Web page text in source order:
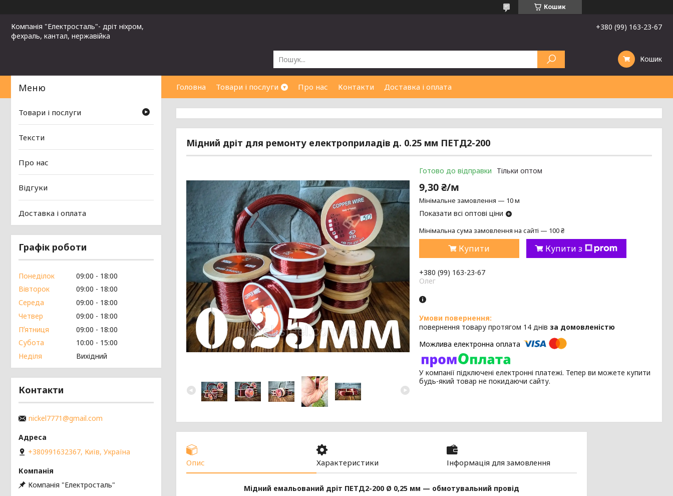
Кошик
Компанія "Електросталь"- дріт ніхром,
фехраль, кантал, нержавійка
+380 (99) 163-23-67
Кошик
Головна Товари і послуги Про нас Контакти Доставка і оплата
Мідний дріт для ремонту електроприладів д. 0.25 мм ПЕТД2-200
Готово до відправки Тільки оптом
9,30 ₴/м
Мінімальне замовлення — 10 м
Показати всі оптові ціни
Мінімальна сума замовлення на сайті — 100 ₴
Купити Купити з
+380 (99) 163-23-67
Олег
повернення товару протягом 14 днів за домовленістю
У компанії підключені електронні платежі. Тепер ви можете купити
будь-який товар не покидаючи сайту.
Опис Характеристики Інформація для замовлення
Мідний емальований дріт ПЕТД2-200 Ø 0,25 мм — обмотувальний провід
Товари і послуги
Тексти
Про нас
Відгуки
Доставка і оплата
Графік роботи
Понеділок 09:00
18:00
Вівторок
09:00
18:00
Середа
09:00
18:00
Четвер
09:00
18:00
Пʼятниця
09:00
18:00
Субота
10:00
15:00
Неділя
Вихідний
Контакти
nickel7771@gmail.com
+380991632367, Київ, Україна
Компанія "Електросталь"